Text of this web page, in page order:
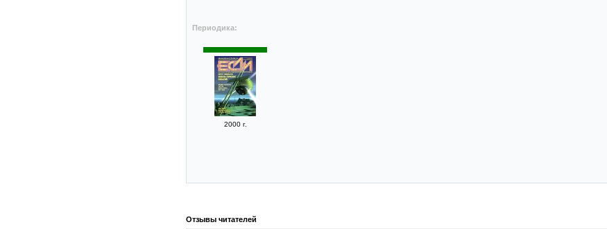
Периодика:
2000 г.
Отзывы читателей